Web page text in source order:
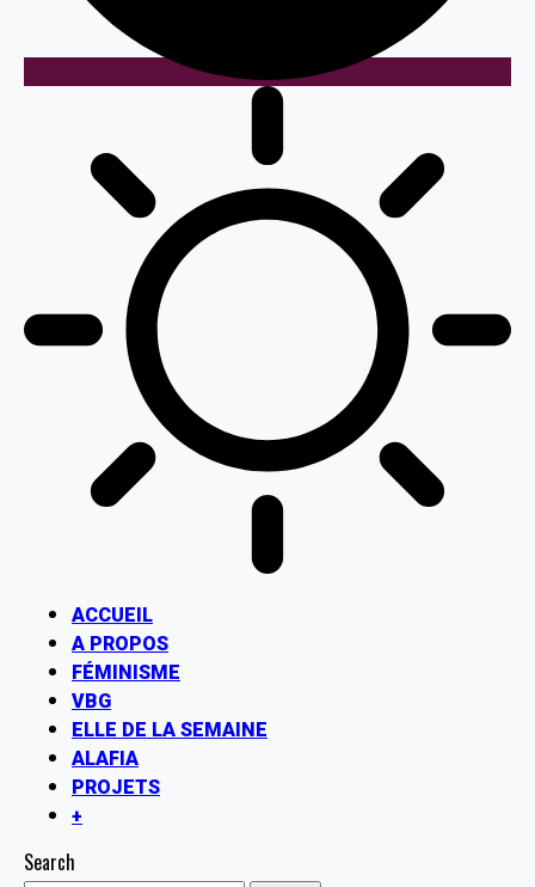
ACCUEIL
A PROPOS
FÉMINISME
VBG
ELLE DE LA SEMAINE
ALAFIA
PROJETS
+
Search